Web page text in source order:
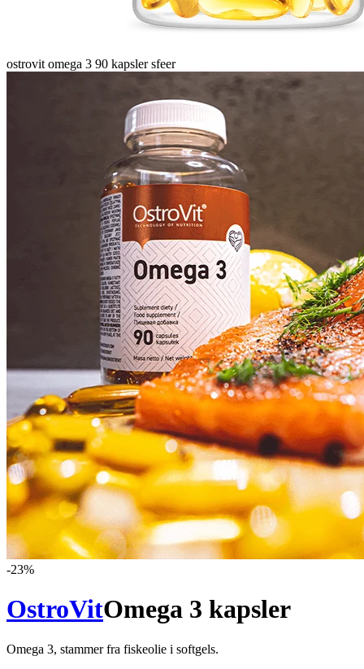
ostrovit omega 3 90 kapsler sfeer
-23%
OstroVitOmega 3 kapsler
Omega 3, stammer fra fiskeolie i softgels.